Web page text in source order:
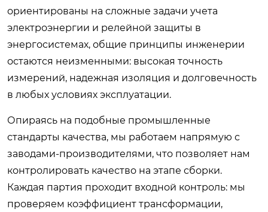
ориентированы на сложные задачи учета
электроэнергии и релейной защиты в
энергосистемах, общие принципы инженерии
остаются неизменными: высокая точность
измерений, надежная изоляция и долговечность
в любых условиях эксплуатации.
Опираясь на подобные промышленные
стандарты качества, мы работаем напрямую с
заводами-производителями, что позволяет нам
контролировать качество на этапе сборки.
Каждая партия проходит входной контроль: мы
проверяем коэффициент трансформации,